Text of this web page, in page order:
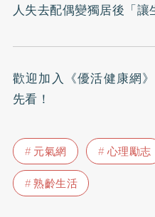
人失去配偶變獨居後「
歡迎加入 《優活健康網
先看！
元氣網 心理勵志
熟齡生活